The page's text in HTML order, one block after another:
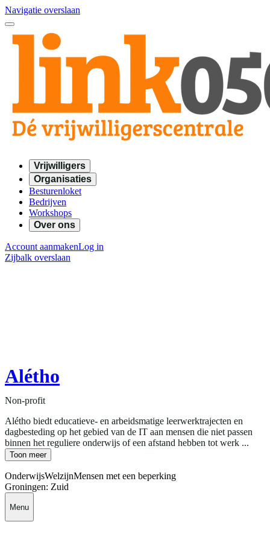
Navigatie overslaan
Vrijwilligers
Organisaties
Besturenloket
Bedrijven
Workshops
Over ons
Account aanmakenLog in
Zijbalk overslaan
Alétho
Non-profit
Alétho biedt educatieve- en arbeidsmatige leerwerktrajecten en
dagbesteding op het gebied van de IT aan mensen die niet passen
binnen het reguliere onderwijs of een afstand hebben tot werk ...
Toon meer
OnderwijsWelzijnMensen met een beperking
Groningen: Zuid
Menu